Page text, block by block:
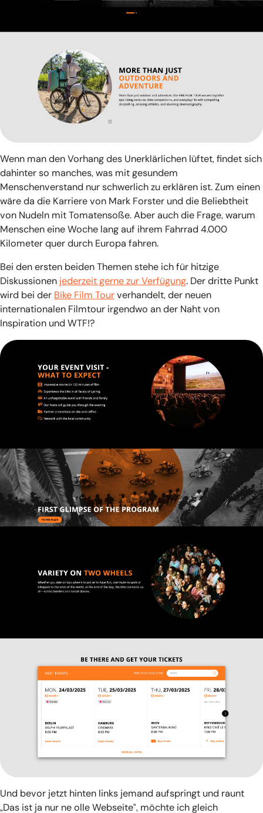
Wenn man den Vorhang des Unerklärlichen lüftet, findet sich
dahinter so manches, was mit gesundem
Menschenverstand nur schwerlich zu erklären ist. Zum einen
wäre da die Karriere von Mark Forster und die Beliebtheit
von Nudeln mit Tomatensoße. Aber auch die Frage, warum
Menschen eine Woche lang auf ihrem Fahrrad 4.000
Kilometer quer durch Europa fahren.
Bei den ersten beiden Themen stehe ich für hitzige
Diskussionen jederzeit gerne zur Verfügung. Der dritte Punkt
wird bei der Bike Film Tourverhandelt, der neuen
internationalen Filmtour irgendwo an der Naht von
Inspiration und WTF!?
Und bevor jetzt hinten links jemand aufspringt und raunt
„Das ist ja nur ne olle Webseite“, möchte ich gleich